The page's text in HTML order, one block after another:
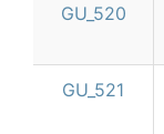
GU_520
GU_521